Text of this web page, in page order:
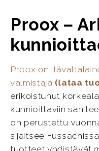
Proox –
Proox on
valmistaja (lataa
erikoistunut
kunnioittaviin
on perustettu
sijaitsee